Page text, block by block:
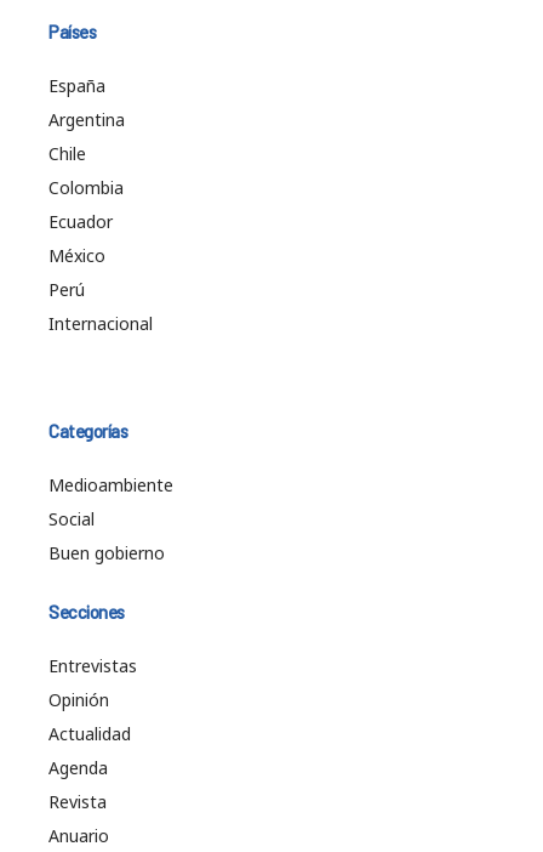
Países
España
Argentina
Chile
Colombia
Ecuador
México
Perú
Internacional
Categorías
Medioambiente
Social
Buen gobierno
Secciones
Entrevistas
Opinión
Actualidad
Agenda
Revista
Anuario